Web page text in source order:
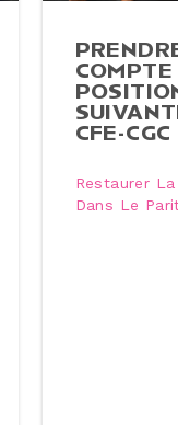
CFE-CGC
Restaurer
Dans Le